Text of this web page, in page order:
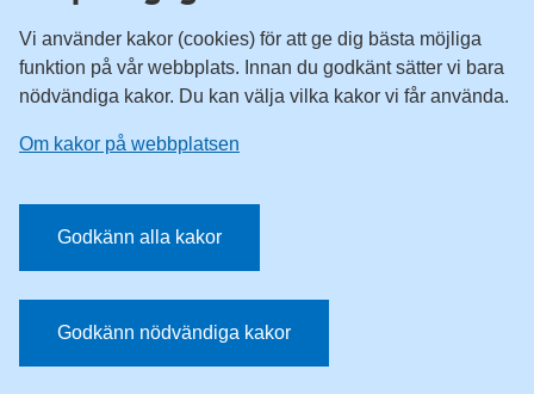
Information för leverantörsskolor
Sociala medier
Vuxenutbildning Stockholm, Instagram
Har du tips på vad vi borde publicera på webbplatsen? Mejla
Vi använder kakor (cookies) för att ge dig bästa möjliga
funktion på vår webbplats. Innan du godkänt sätter vi bara
nödvändiga kakor. Du kan välja vilka kakor vi får använda.
Om kakor på webbplatsen
Godkänn alla kakor
Godkänn nödvändiga kakor